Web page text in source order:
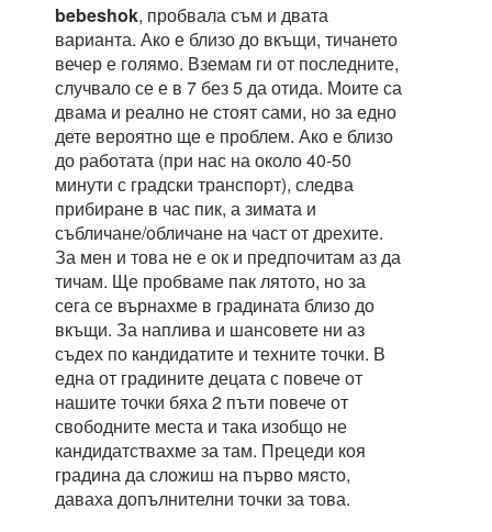
bebeshok, пробвала съм и двата
варианта. Ако е близо до вкъщи, тичането
вечер е голямо. Вземам ги от последните,
случвало се е в 7 без 5 да отида. Моите са
двама и реално не стоят сами, но за едно
дете вероятно ще е проблем. Ако е близо
до работата (при нас на около 40-50
минути с градски транспорт), следва
прибиране в час пик, а зимата и
събличане/обличане на част от дрехите.
За мен и това не е ок и предпочитам аз да
тичам. Ще пробваме пак лятото, но за
сега се върнахме в градината близо до
вкъщи. За наплива и шансовете ни аз
съдех по кандидатите и техните точки. В
една от градините децата с повече от
нашите точки бяха 2 пъти повече от
свободните места и така изобщо не
кандидатствахме за там. Прецеди коя
градина да сложиш на първо място,
даваха допълнителни точки за това.